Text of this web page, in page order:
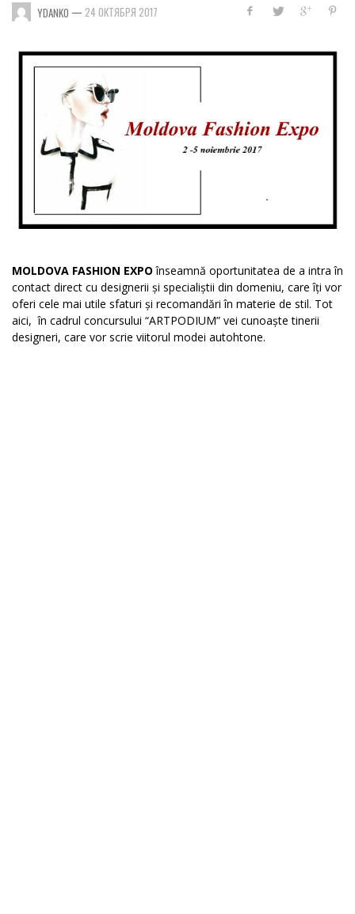
YDANKO — 24 ОКТЯБРЯ 2017
MOLDOVA FASHION EXPO înseamnă oportunitatea de a intra în
contact direct cu designerii și specialiștii din domeniu, care îți vor
oferi cele mai utile sfaturi și recomandări în materie de stil. Tot
aici, în cadrul concursului “ARTPODIUM” vei cunoaște tinerii
designeri, care vor scrie viitorul modei autohtone.